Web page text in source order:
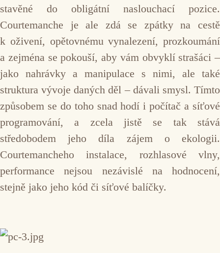
stavěné do obligátní naslouchací pozice.
Courtemanche je ale zdá se zpátky na cestě
k oživení, opětovnému vynalezení, prozkoumání
a zejména se pokouší, aby vám obvyklí strašáci –
jako nahrávky a manipulace s nimi, ale také
struktura vývoje daných děl – dávali smysl. Tímto
způsobem se do toho snad hodí i počítač a síťové
programování, a zcela jistě se tak stává
středobodem jeho díla zájem o ekologii.
Courtemancheho instalace, rozhlasové vlny,
performance nejsou nezávislé na hodnocení,
stejně jako jeho kód či síťové balíčky.